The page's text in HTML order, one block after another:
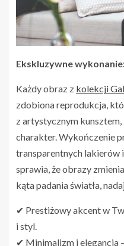
Ekskluzywne
Każdy obraz z kolekcji
zdobiona reprodukcja,
z artystycznym
charakter. Wykończenie
transparentnych lakierów
sprawia, że obrazy
kąta padania światła,
✔ Prestiżowy akcent w
i styl.
✔ Minimalizm i elegancja